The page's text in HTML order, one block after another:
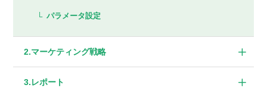
パラメータ設定
マーケティング戦略​
レポート​